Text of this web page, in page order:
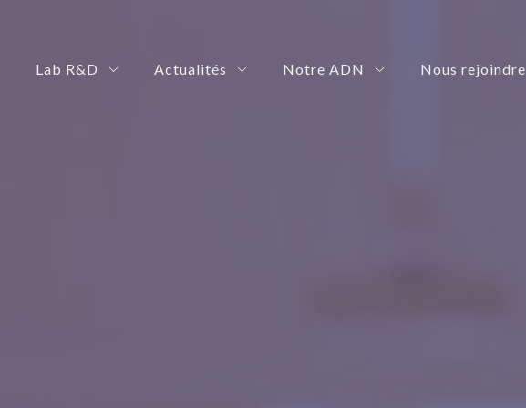
Lab R&D Actualités Notre ADN Nous rejoindre